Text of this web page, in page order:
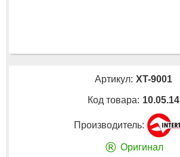
Артикул: XT-9001
Код товара: 10.05.14
Производитель:
® Оригинал